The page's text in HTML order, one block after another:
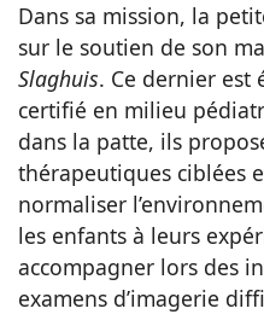
Dans sa mission, la
sur le soutien de son
Slaghuis. Ce dernier est
certifié en milieu
dans la patte, ils
thérapeutiques ciblées
normaliser
les enfants à leurs
accompagner lors des
examens d’imagerie